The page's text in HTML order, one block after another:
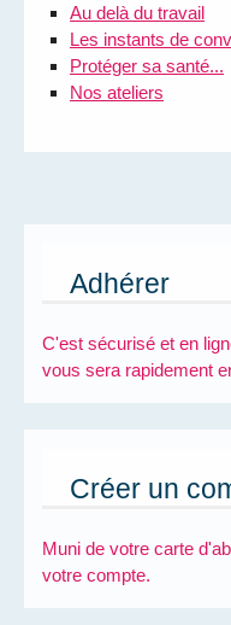
Au delà du travail
Les instants de
Protéger sa santé...
Nos ateliers
Adhérer
C'est sécurisé et en
vous sera rapidement
Créer un
Muni de votre carte
votre compte.